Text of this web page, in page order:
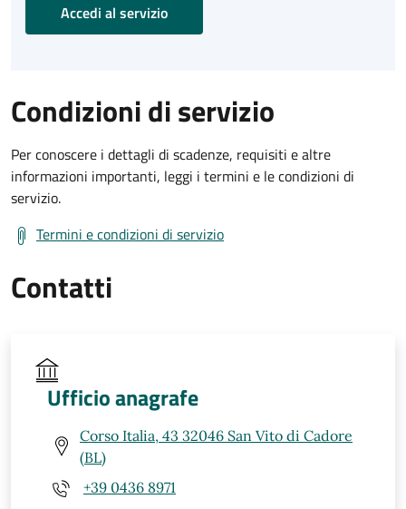
Accedi al servizio
Condizioni di servizio
Per conoscere i dettagli di scadenze, requisiti e altre
informazioni importanti, leggi i termini e le condizioni di
servizio.
Termini e condizioni di servizio
Contatti
Ufficio anagrafe
Corso Italia, 43 32046 San Vito di Cadore
(BL)
+39 0436 8971